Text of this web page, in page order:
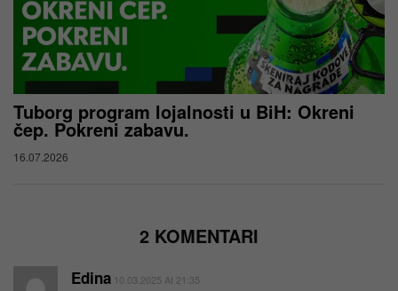
Tuborg program lojalnosti u BiH: Okreni
čep. Pokreni zabavu.
16.07.2026
2 KOMENTARI
Edina 10.03.2025 At 21:35